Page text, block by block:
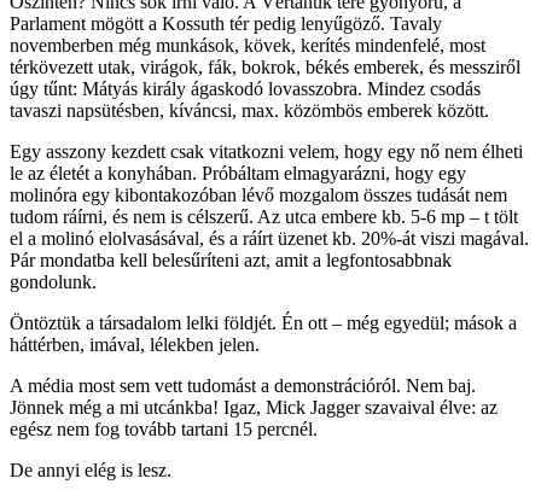
Parlament mögött a Kossuth tér pedig lenyűgöző. Tavaly
novemberben még munkások, kövek, kerítés mindenfelé, most
térkövezett utak, virágok, fák, bokrok, békés emberek, és messziről
úgy tűnt: Mátyás király ágaskodó lovasszobra. Mindez csodás
tavaszi napsütésben, kíváncsi, max. közömbös emberek között.
Egy asszony kezdett csak vitatkozni velem, hogy egy nő nem élheti
le az életét a konyhában. Próbáltam elmagyarázni, hogy egy
molinóra egy kibontakozóban lévő mozgalom összes tudását nem
tudom ráírni, és nem is célszerű. Az utca embere kb. 5-6 mp – t tölt
el a molinó elolvasásával, és a ráírt üzenet kb. 20%-át viszi magával.
Pár mondatba kell belesűríteni azt, amit a legfontosabbnak
gondolunk.
Öntöztük a társadalom lelki földjét. Én ott – még egyedül; mások a
háttérben, imával, lélekben jelen.
A média most sem vett tudomást a demonstrációról. Nem baj.
Jönnek még a mi utcánkba! Igaz, Mick Jagger szavaival élve: az
egész nem fog tovább tartani 15 percnél.
De annyi elég is lesz.